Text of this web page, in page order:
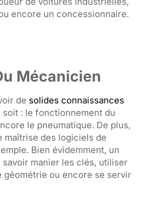
encore un concessionnaire.
Mécanicien
de solides connaissances
soit : le fonctionnement du
le pneumatique. De plus,
maîtrise des logiciels de
Bien évidemment, un
manier les clés, utiliser
géométrie ou encore se servir